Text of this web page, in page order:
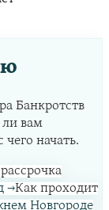
Банкротств
вам
чего начать.
→Как проходит
Новгороде